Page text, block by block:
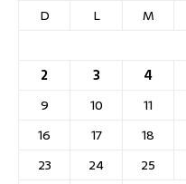
D
L M
2
3 4
9
10 11
16
17 18
23
24 25